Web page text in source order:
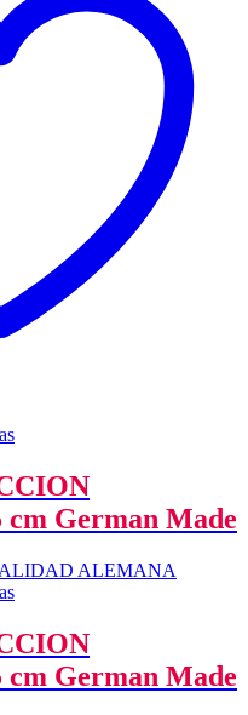
German Made
German Made